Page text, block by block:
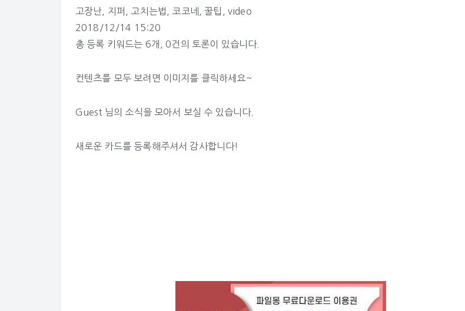
고장난
지퍼 고치는법 코코네 꿀팁
video
2018/12/14 15:20
총 등록 키워드는 6개 ,0건 의 토론이 있습니다.
컨텐츠를 모두 보려면 이미지를 클릭하세요~
Guest 님의 소식을 모아서 보실 수 있습니다.
새로운 카드를 등록해주셔서 감사합니다!